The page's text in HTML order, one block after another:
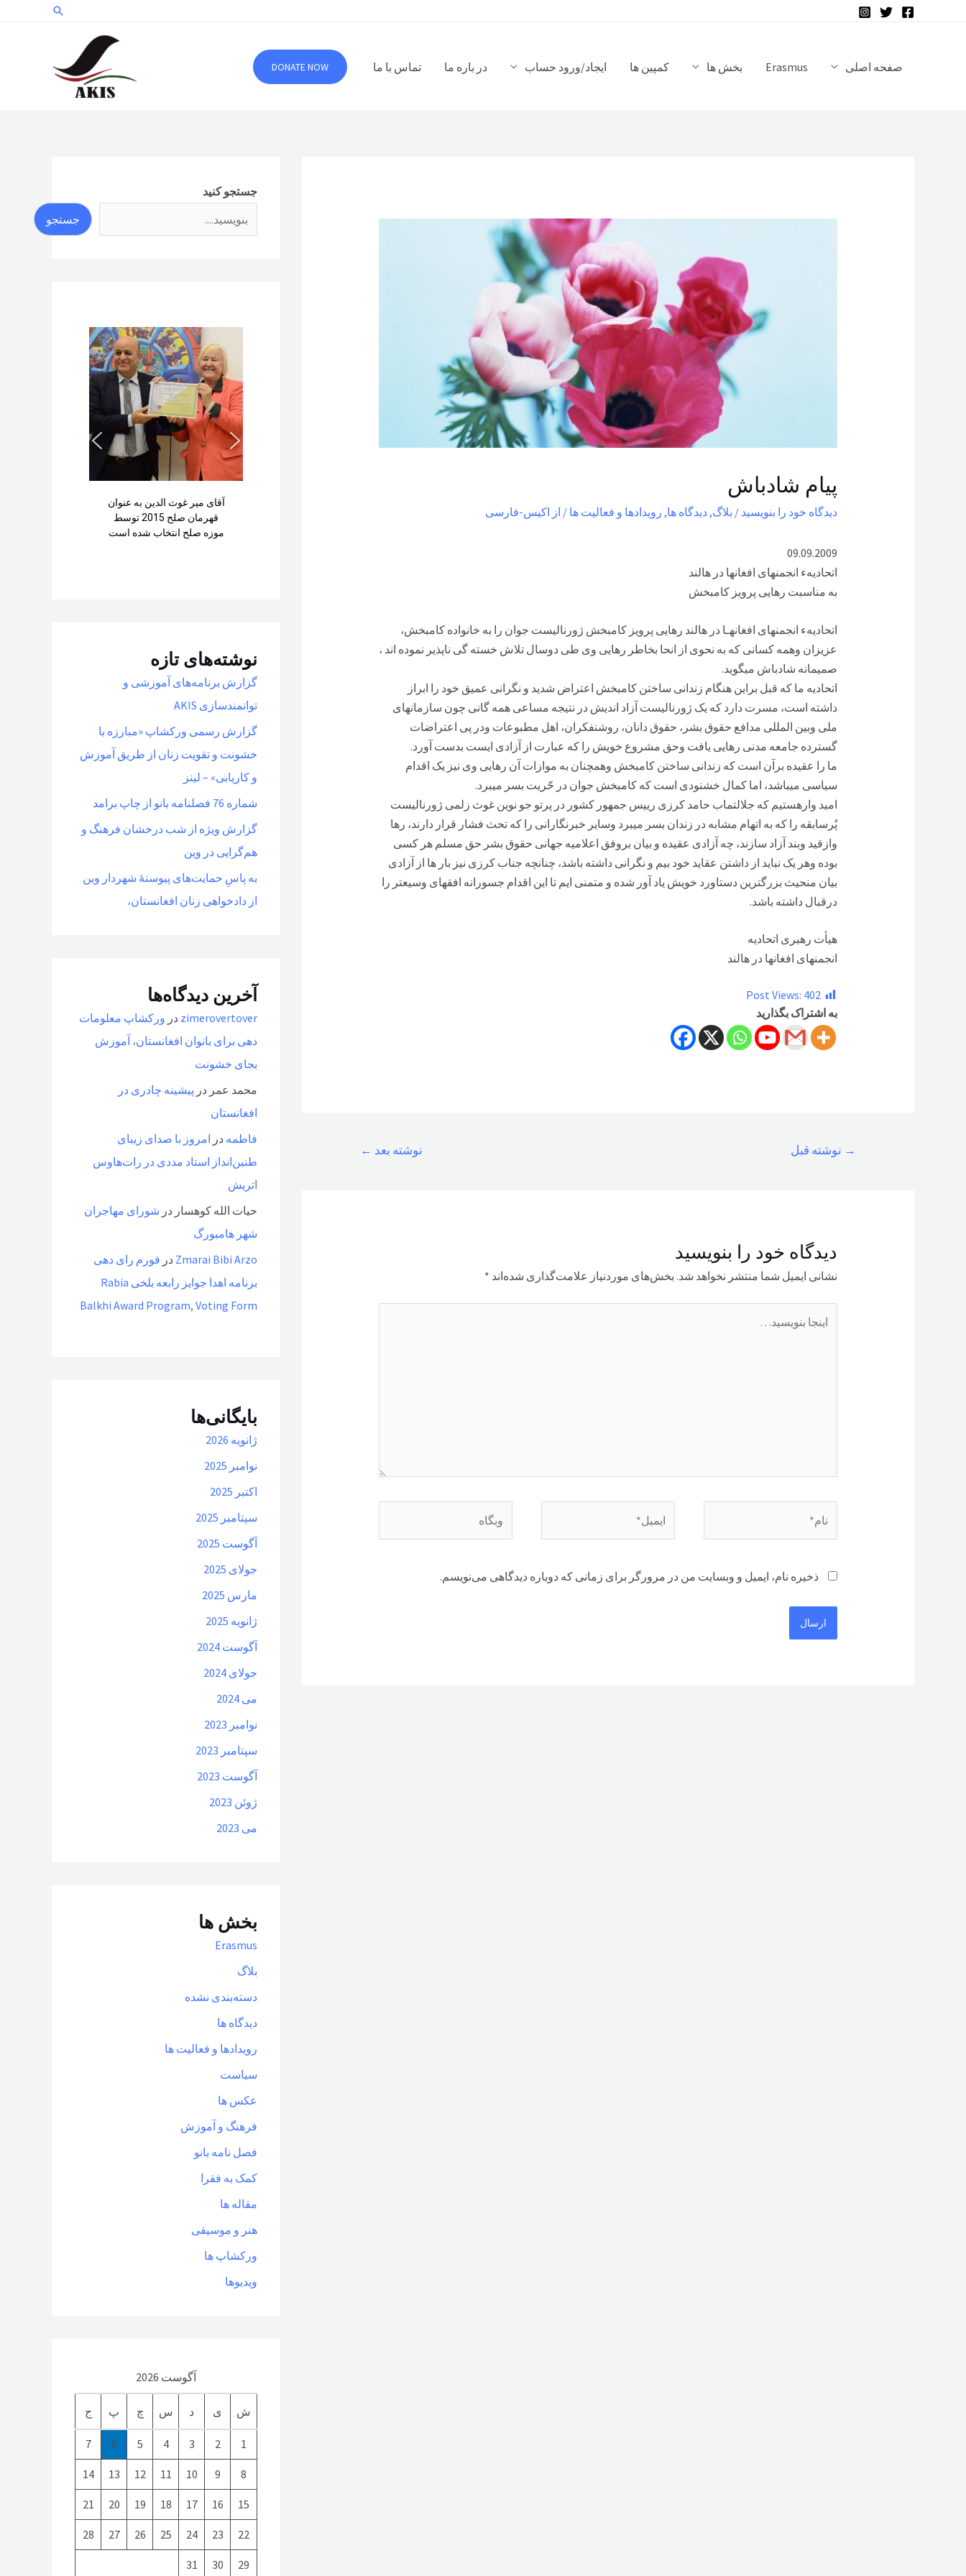
جستجو
صفحه اصلی Erasmus بخش ها کمپین ها ایجاد/ورود حساب در باره ما تماس با ما DONATE NOW
پيام شادباش
دیدگاه‌ خود را بنویسید / بلاگ,دیدگاه ها, رویدادها و فعالیت ها / از اکیس-فارسی
09.09.2009
اتحاديهء انجمنهای افغانها در هالند
به مناسبت رهايی پرويز کامبخش
اتحاديهء انجمنهای افغانهـا در هالند رهايی پرويز کامبخش ژورناليست جوان را به خانواده کامبخش،
عزيزان وهمه کسانی که به نحوی از انحا بخاطر رهايی وی طی دوسال تلاش خسته گی ناپذير نموده اند ،
صميمانه شادباش ميگويد.
اتحاديه ما که قبل براين هنگام زندانی ساختن کامبخش اعتراض شديد و نگرانی عميق خود را ابراز
داشته است، مسرت دارد که يک ژورناليست آزاد انديش در نتيجه مساعی همه گانی چون سازمانهای
ملی وبين المللی مدافع حقوق بشر، حقوق دانان، روشنفکران، اهل مطبوعات ودر پی اعتراضات
گسترده جامعه مدنی رهايی يافت وحق مشروع خويش را که عبارت از آزادی ايست بدست آورد.
ما را عقيده برآن است که زندانی ساختن کامبخش وهمچنان به موازات آن رهايی وی نيز يک اقدام
سياسی ميباشد، اما کمال خشنودی است که کامبخش جوان در حّريت بسر ميبرد.
اميد وارهستيم که جلالتماب حامد کرزی رييس جمهور کشور در پرتو جو نوين غوث زلمی ژورناليست
پُرسابقه را که به اتهام مشابه در زندان بسر ميبرد وساير خبرنگارانی را که تحث فشار قرار دارند، رها
وازقيد وبند آزاد سازند، چه آزادی عقيده و بيان بروفق اعلاميه جهانی حقوق بشر حق مسلم هر کسی
بوده وهر يک نبايد از داشتن عقايد خود بيم و نگرانی داشته باشد، چنانچه جناب کرزی نيز بار ها از آزادی
بيان منحيث بزرگترين دستاورد خويش ياد آور شده و متمنی ايم تا اين اقدام جسورانه افقهای وسيعتر را
درقبال داشته باشد.
هيأت رهبری اتحاديه
انجمنهای افغانها در هالند
Post Views: 402
به اشتراک بگذارید
→ نوشته قبل نوشته بعد ←
دیدگاه‌ خود را بنویسید
نشانی ایمیل شما منتشر نخواهد شد. بخش‌های موردنیاز علامت‌گذاری شده‌اند *
بنویسید…
ذخیره نام، ایمیل و وبسایت من در مرورگر برای زمانی که دوباره دیدگاهی می‌نویسم.
جستجو کنید
جستجو
آقای میر غوث الدین به عنوان
قهرمان صلح 2015 توسط
موزه صلح انتخاب شده است
نوشته‌های تازه
گزارش برنامه‌های آموزشی و
توانمندسازی AKIS
گزارش رسمی ورکشاپ «مبارزه با
خشونت و تقویت زنان از طریق آموزش
و کاریابی» – لینز
شماره 76 فصلنامه بانو از چاپ برامد
گزارش ویژه از شب درخشان فرهنگ و
هم‌گرایی در وین
به پاسِ حمایت‌های پیوستهٔ شهردار وین
از دادخواهی زنان افغانستان،
آخرین دیدگاه‌ها
zimerovertover در ورکشاپ معلومات
دهی برای بانوان افغانستان، آموزش
بجای خشونت
محمد عمر در پیشینه چادری در
افغانستان
فاطمه در امروز با صدای زیبای
طنین‌انداز استاد مددی در رات‌هاوس
اتریش
حیات الله کوهسار در شورای مهاجران
شهر هامبورگ
Zmarai Bibi Arzo در فورم رای دهی
برنامه اهدا جوایز رابعه بلخی Rabia
Balkhi Award Program, Voting Form
بایگانی‌ها
ژانویه 2026
نوامبر 2025
اکتبر 2025
سپتامبر 2025
آگوست 2025
جولای 2025
مارس 2025
ژانویه 2025
آگوست 2024
جولای 2024
می 2024
نوامبر 2023
سپتامبر 2023
آگوست 2023
ژوئن 2023
می 2023
بخش ها
Erasmus
بلاگ
دسته‌بندی نشده
دیدگاه ها
رویدادها و فعالیت ها
سیاست
عکس ها
فرهنگ و آموزش
فصل نامه بانو
کمک به فقرا
مقاله ها
هنر و موسیقی
ورکشاپ ها
ویدیوها
آگوست 2026
ش ی د س چ پ ج
1
2
3
4
5
6
7
8
9
10
11
12
13
14
15
16
17
18
19
20
21
22
23
24
25
26
27
28
29
30
31